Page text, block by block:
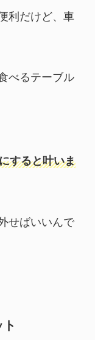
利だけど、車
べるテーブル
すると叶いま
せばいいんで